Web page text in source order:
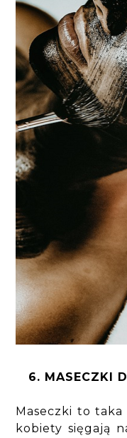
6. MASECZKI
Maseczki to
kobiety sięgają